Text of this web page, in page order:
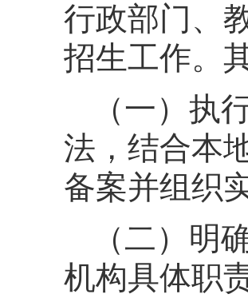
行政部门、
招生工作。
（一）执
法，结合本
备案并组织
（二）明
机构具体职